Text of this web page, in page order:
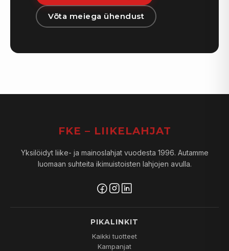
Võta meiega ühendust
FKE – LIIKELAHJAT
Yksilöidyt liike- ja mainoslahjat vuodesta 1996. Autamme
luomaan suhteita ikimuistoisten lahjojen avulla.
PIKALINKIT
Kaikki tuotteet
Kampanjat